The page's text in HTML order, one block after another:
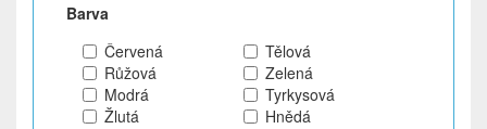
Barva
Červená
Tělová
Růžová
Zelená
Modrá
Tyrkysová
Žlutá
Hnědá